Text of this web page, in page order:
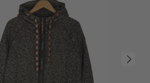
Nächste